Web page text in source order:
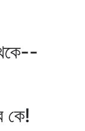
কে!